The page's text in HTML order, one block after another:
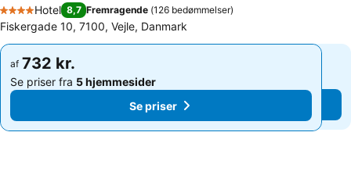
4 Stjerner
Hotel 8,7 Fremragende (126 bedømmelser)
Fiskergade 10, 7100, Vejle, Danmark
af 732 kr.
Se priser fra 5 hjemmesider
Se priser
af 732 kr.
Se priser fra 5 hjemmesider
Se priser